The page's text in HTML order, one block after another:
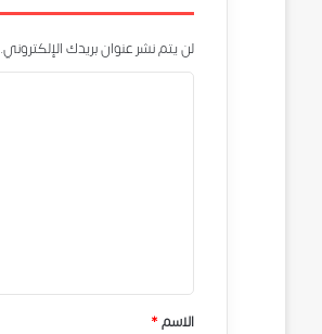
لن يتم نشر عنوان بريدك الإلكتروني.
*
الاسم*